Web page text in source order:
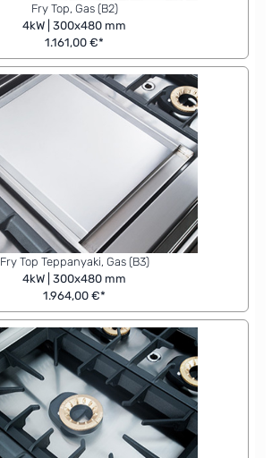
Fry Top, Gas (B2)
4kW | 300x480 mm
1.161,00 €*
Fry Top Teppanyaki, Gas (B3)
4kW | 300x480 mm
1.964,00 €*